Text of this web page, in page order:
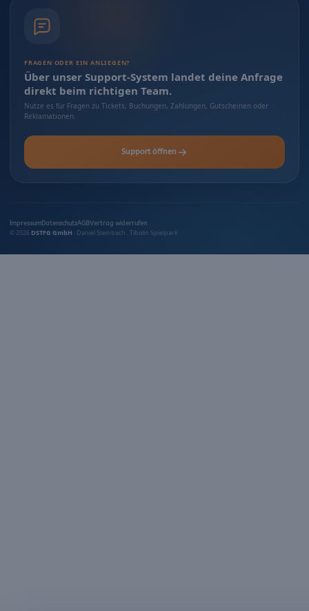
FRAGEN ODER EIN ANLIEGEN?
Über unser Support-System landet deine Anfrage
direkt beim richtigen Team.
Nutze es für Fragen zu Tickets, Buchungen, Zahlungen, Gutscheinen oder
Reklamationen.
Support öffnen
Impressum DatenschutzAGBVertrag widerrufen
© 2026 DSTFG GmbH · Daniel Steinbach . Tibolin Spielpark